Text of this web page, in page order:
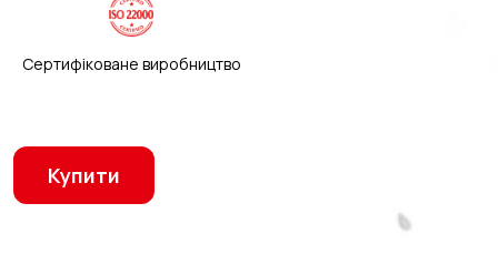
Сертифіковане виробництво
Купити